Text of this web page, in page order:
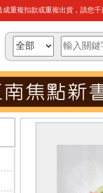
重複扣款或重複出貨，請您千